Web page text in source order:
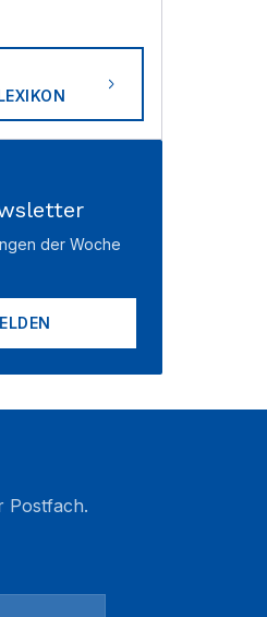
der Woche
Postfach.